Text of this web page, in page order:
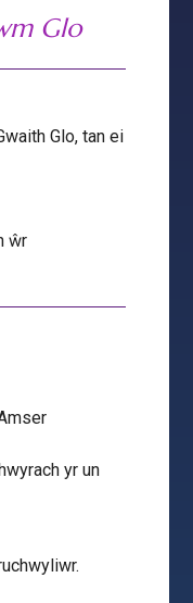
Glo
Glo, tan ei
ŵr
yr un